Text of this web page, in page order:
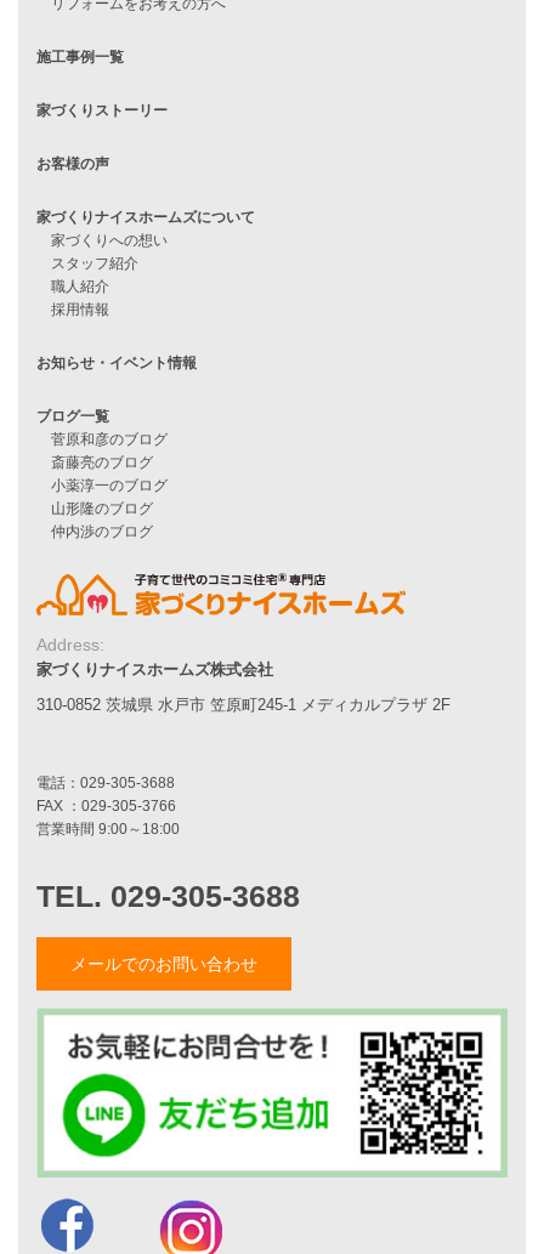
WOOD BOX
ハピネスシリーズ
Sシリーズ
エコハウス
耐震性能
家づくりの流れ
7つのポイント
平屋をお考えの方へ
リフォームをお考えの方へ
施工事例一覧
家づくりストーリー
お客様の声
家づくりナイスホームズについて
家づくりへの想い
スタッフ紹介
お知らせ・イベント情報
菅原和彦のブログ
山形隆のブログ
仲内渉のブログ
Address:
家づくりナイスホームズ株式会社
310-0852 茨城県 水戸市 笠原町245-1 メディカルプラザ 2F
メールでのお問い合わせ